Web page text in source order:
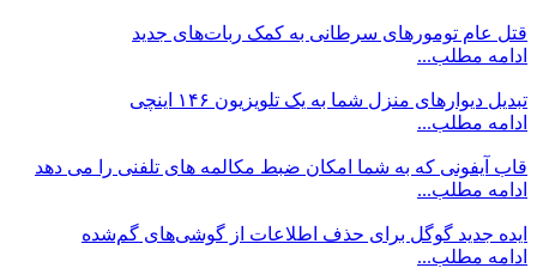
قتل عام تومورهای سرطانی به کمک ربات‌های جدید
ادامه مطلب...
تبدیل دیوارهای منزل شما به یک تلویزیون ۱۴۶ اینچی
ادامه مطلب...
قاب آیفونی که به شما امکان ضبط مکالمه های تلفنی را می دهد
ادامه مطلب...
ایده جدید گوگل برای حذف اطلاعات از گوشی‌های گم‌شده
ادامه مطلب...